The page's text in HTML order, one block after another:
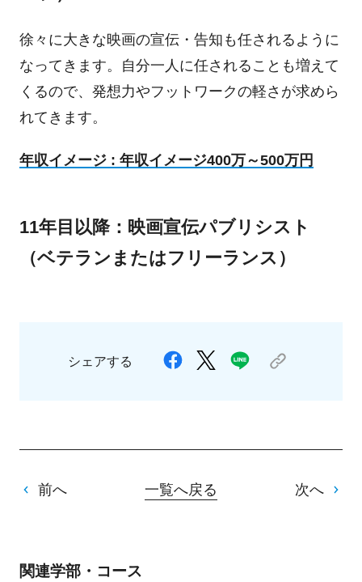
徐々に大きな映画の宣伝・告知も任されるように
なってきます。自分一人に任されることも増えて
くるので、発想力やフットワークの軽さが求めら
れてきます。
年収イメージ : 年収イメージ400万～500万円
11年目以降：映画宣伝パブリシスト
（ベテランまたはフリーランス）
シェアする
前へ 一覧へ戻る 次へ
関連学部・コース